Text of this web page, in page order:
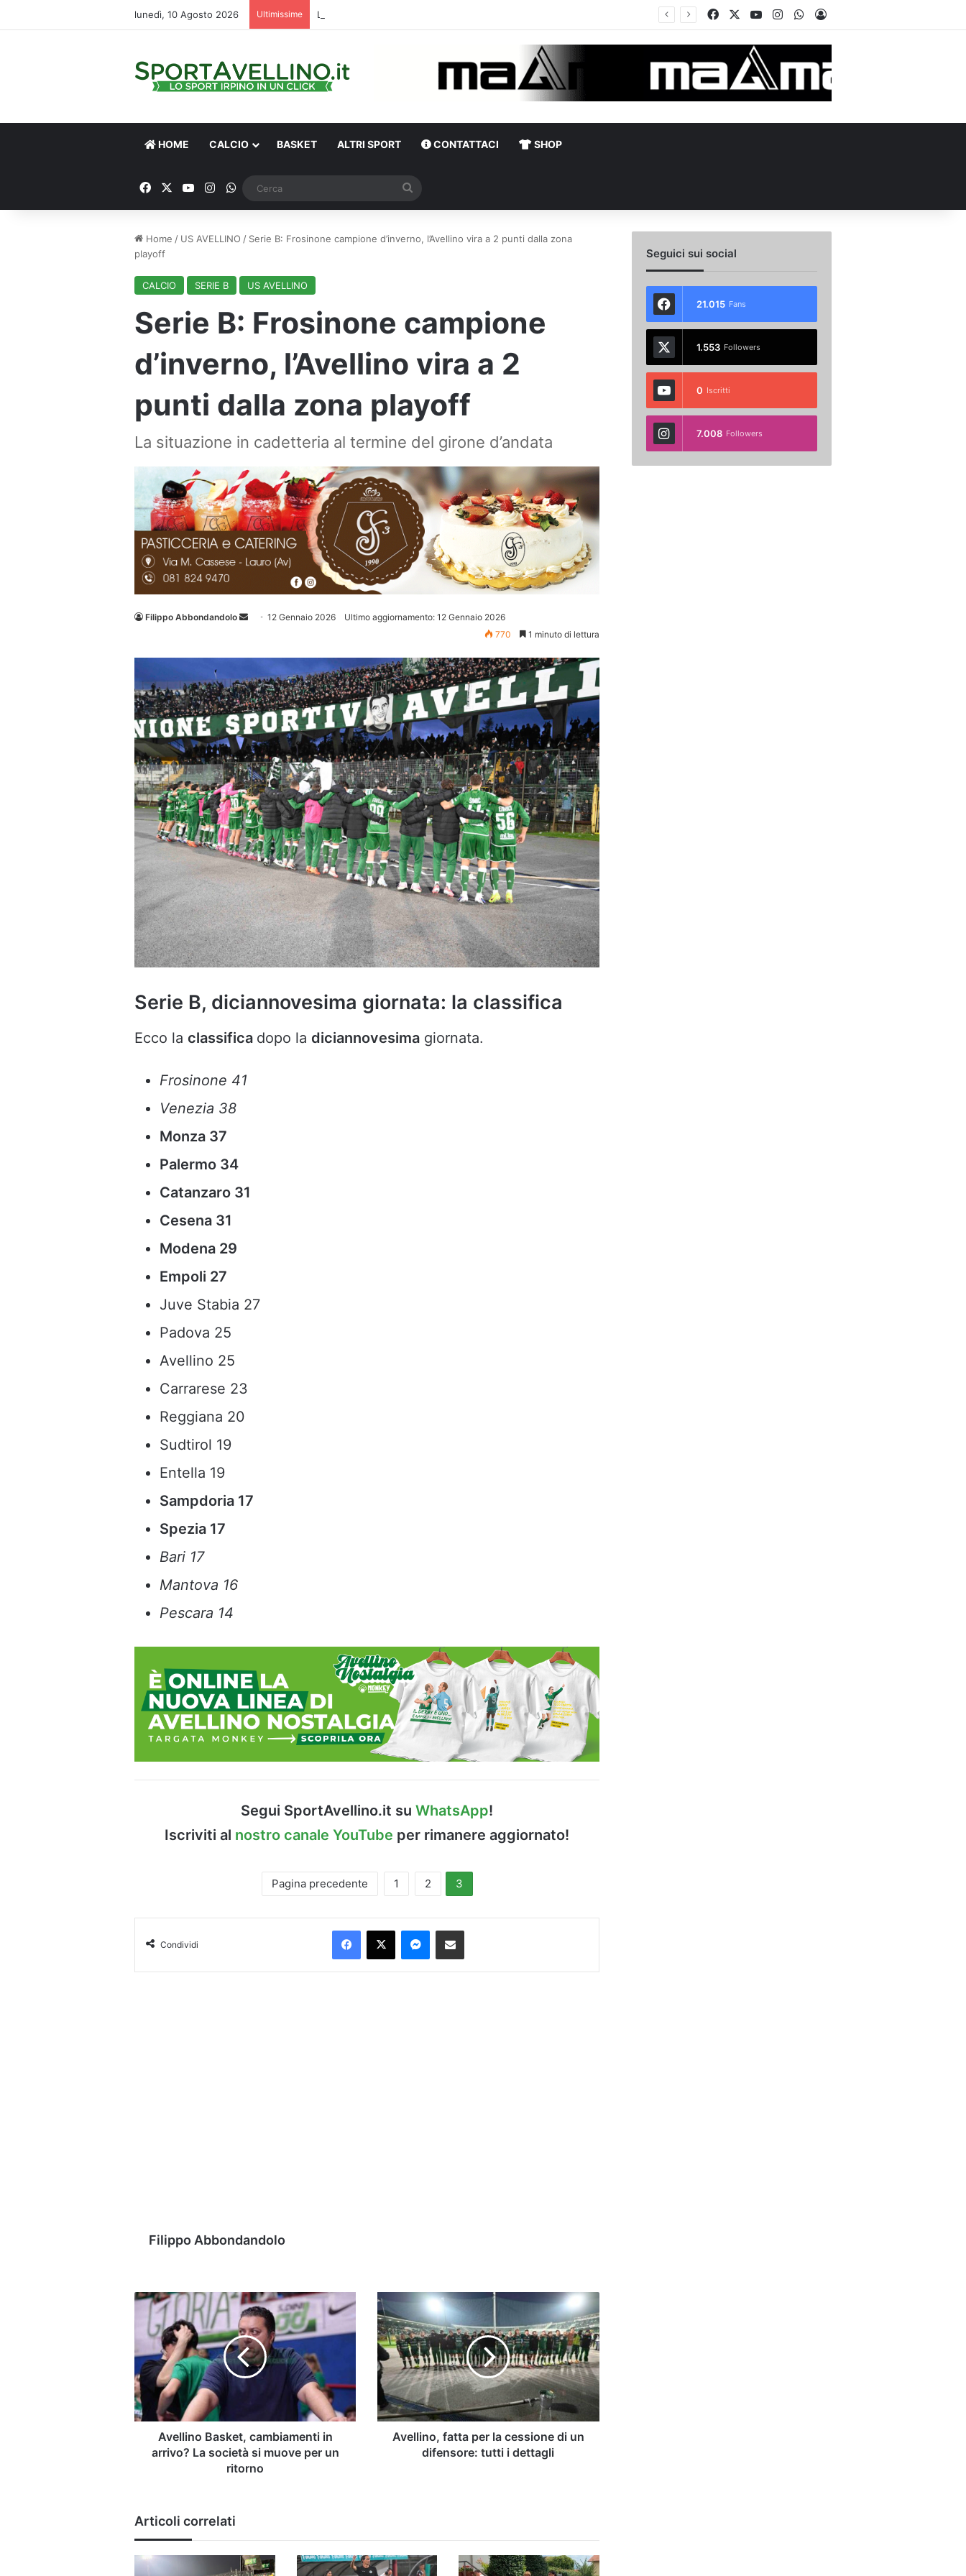
lunedì, 10 Agosto 2026 Ultimissime L’Avellino stringe per Cinquegrano: c’è un X factor che avvalora il suo arrivo FacebookYou TubeInstagramWhatsApp
Accedi
HOME CALCIO BASKET ALTRI SPORT CONTATTACI SHOP
FacebookYou TubeInstagram
WhatsApp
Home / US AVELLINO / Serie B: Frosinone campione d’inverno, l’Avellino vira a 2 punti dalla zona
playoff
CALCIO SERIE B US AVELLINO
Serie B: Frosinone campione
d’inverno, l’Avellino vira a 2
punti dalla zona playoff
La situazione in cadetteria al termine del girone d’andata
Filippo Abbondandolo
Invia 12 Gennaio 2026
Ultimo aggiornamento: 12 Gennaio 2026
770
1 minuto di lettura
Serie B, diciannovesima giornata: la classifica
Ecco la classifica dopo la diciannovesima giornata.
Frosinone 41
Venezia 38
Monza 37
Palermo 34
Catanzaro 31
Cesena 31
Modena 29
Empoli 27
Juve Stabia 27
Padova 25
Avellino 25
Carrarese 23
Reggiana 20
Sudtirol 19
Entella 19
Sampdoria 17
Spezia 17
Bari 17
Mantova 16
Pescara 14
Segui SportAvellino.it su WhatsApp!
Iscriviti al nostro canale YouTube per rimanere aggiornato!
Pagina precedente 1 2 3
Condividi
Facebook
X Messenger
Condividi via Email
Filippo Abbondandolo
Avellino
Basket,
cambiamenti
arrivo?
La
società
si
muove
Avellino Basket, cambiamenti in
arrivo? La società si muove per un
ritorno
Avellino,
fatta
per
la
cessione
di
un
difensore:
tutti
Avellino, fatta per la cessione di un
difensore: tutti i dettagli
Articoli correlati
Seguici sui social
21.015 Fans
1.553 Followers
0 Iscritti
7.008 Followers